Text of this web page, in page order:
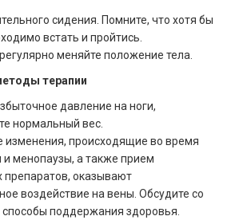
сидения. Помните, что хотя бы
встать и пройтись.
меняйте положение тела.
терапии
давление на ноги,
нормальный вес.
изменения, происходящие во время
и менопаузы, а также прием
препаратов, оказывают
воздействие на вены. Обсудите со
поддержания здоровья.